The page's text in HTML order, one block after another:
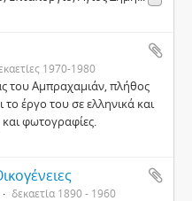
1970-1980
του Αμπραχαμιάν, πλήθος
έργο του σε ελληνικά και
και φωτογραφίες.
δεκαετία 1890 - 1960